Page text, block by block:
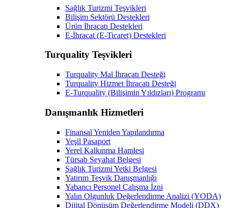
Sağlık Turizmi Teşvikleri
Bilişim Sektörü Destekleri
Ürün İhracatı Destekleri
E-İhracat (E-Ticaret) Destekleri
Turquality Teşvikleri
Turquality Mal İhracatı Desteği
Turquality Hizmet İhracatı Desteği
E-Turquality (Bilişimin Yıldızları) Programı
Danışmanlık Hizmetleri
Finansal Yeniden Yapılandırma
Yeşil Pasaport
Yerel Kalkınma Hamlesi
Türsab Seyahat Belgesi
Sağlık Turizmi Yetki Belgesi
Yatırım Teşvik Danışmanlığı
Yabancı Personel Çalışma İzni
Yalın Olgunluk Değerlendirme Analizi (YODA)
Dijital Dönüşüm Değerlendirme Modeli (DDX)